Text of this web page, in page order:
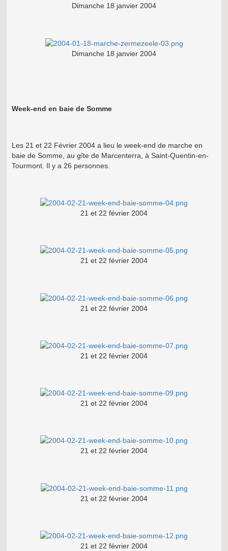
Dimanche 18 janvier 2004
Dimanche 18 janvier 2004
Week-end en baie de Somme
Les 21 et 22 Février 2004 a lieu le week-end de marche en
baie de Somme, au gîte de Marcenterra, à Saint-Quentin-en-
Tourmont. Il y a 26 personnes.
21 et 22 février 2004
21 et 22 février 2004
21 et 22 février 2004
21 et 22 février 2004
21 et 22 février 2004
21 et 22 février 2004
21 et 22 février 2004
21 et 22 février 2004